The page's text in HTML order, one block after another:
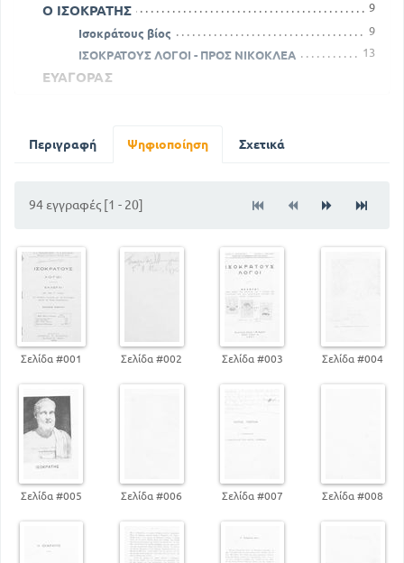
Ο ΙΣΟΚΡΑΤΗΣ 9
Ισοκράτους βίος
9
ΙΣΟΚΡΑΤΟΥΣ ΛΟΓΟΙ - ΠΡΟΣ ΝΙΚΟΚΛΕΑ
13
ΕΥΑΓΟΡΑΣ
ΕΥΑΓΟΡΑΣ
Περιγραφή Ψηφιοποίηση Σχετικά
94 εγγραφές [1 - 20]
Σελίδα #001 Σελίδα #002 Σελίδα #003 Σελίδα #004
Σελίδα #005 Σελίδα #006 Σελίδα #007 Σελίδα #008